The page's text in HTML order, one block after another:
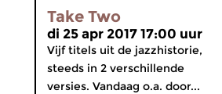
Take Two
di 25 apr 2017 17:00 uur
Vijf titels uit de jazzhistorie,
steeds in 2 verschillende
versies. Vandaag o.a. door...